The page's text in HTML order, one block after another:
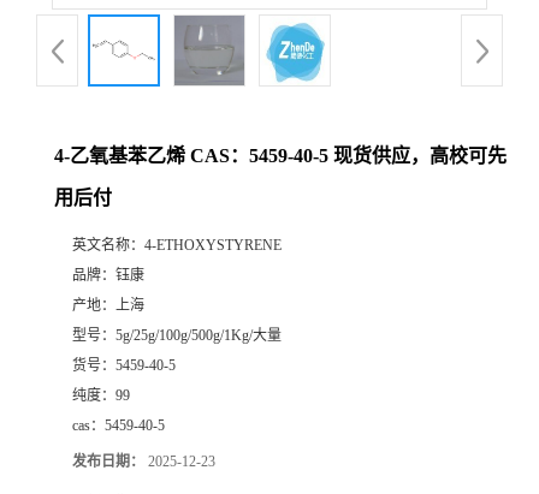
4-乙氧基苯乙烯 CAS：5459-40-5 现货供应，高校可先
用后付
英文名称： 4-ETHOXYSTYRENE
品牌： 钰康
产地： 上海
型号： 5g/25g/100g/500g/1Kg/大量
货号： 5459-40-5
纯度： 99
cas： 5459-40-5
发布日期： 2025-12-23